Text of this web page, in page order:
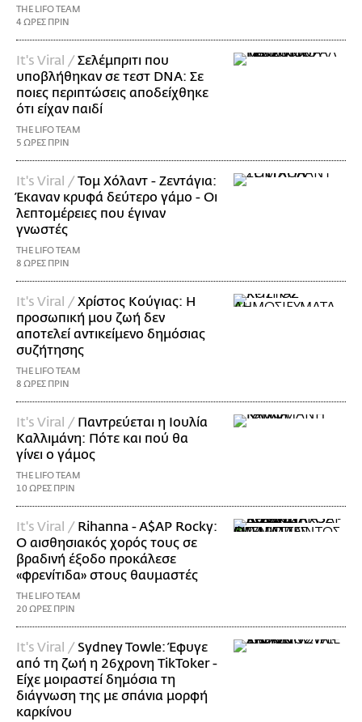
THE LIFO TEAM
4 ΩΡΕΣ ΠΡΙΝ
It's Viral /Σελέμπριτι που
υποβλήθηκαν σε τεστ DNA: Σε
ποιες περιπτώσεις αποδείχθηκε
ότι είχαν παιδί
THE LIFO TEAM
5 ΩΡΕΣ ΠΡΙΝ
It's Viral /Τομ Χόλαντ - Ζεντάγια:
Έκαναν κρυφά δεύτερο γάμο - Οι
λεπτομέρειες που έγιναν
γνωστές
THE LIFO TEAM
8 ΩΡΕΣ ΠΡΙΝ
It's Viral /Χρίστος Κούγιας: Η
προσωπική μου ζωή δεν
αποτελεί αντικείμενο δημόσιας
συζήτησης
THE LIFO TEAM
8 ΩΡΕΣ ΠΡΙΝ
It's Viral / Παντρεύεται η Ιουλία
Καλλιμάνη: Πότε και πού θα
γίνει ο γάμος
THE LIFO TEAM
10 ΩΡΕΣ ΠΡΙΝ
It's Viral / Rihanna - A$AP Rocky:
Ο αισθησιακός χορός τους σε
βραδινή έξοδο προκάλεσε
«φρενίτιδα» στους θαυμαστές
THE LIFO TEAM
20 ΩΡΕΣ ΠΡΙΝ
It's Viral / Sydney Towle: Έφυγε
από τη ζωή η 26χρονη TikToker -
Είχε μοιραστεί δημόσια τη
διάγνωση της με σπάνια μορφή
καρκίνου